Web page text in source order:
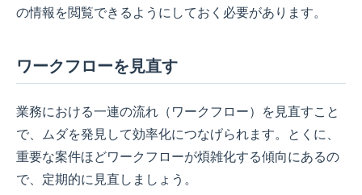
の情報を閲覧できるようにしておく必要があります。
ワークフローを見直す
業務における一連の流れ（ワークフロー）を見直すこと
で、ムダを発見して効率化につなげられます。とくに、
重要な案件ほどワークフローが煩雑化する傾向にあるの
で、定期的に見直しましょう。